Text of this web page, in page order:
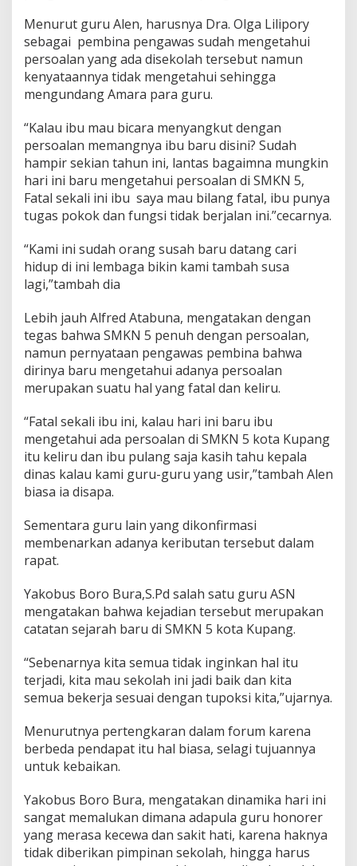
Menurut guru Alen, harusnya Dra. Olga Lilipory
sebagai pembina pengawas sudah mengetahui
persoalan yang ada disekolah tersebut namun
kenyataannya tidak mengetahui sehingga
mengundang Amara para guru.
“Kalau ibu mau bicara menyangkut dengan
persoalan memangnya ibu baru disini? Sudah
hampir sekian tahun ini, lantas bagaimna mungkin
hari ini baru mengetahui persoalan di SMKN 5,
Fatal sekali ini ibu saya mau bilang fatal, ibu punya
tugas pokok dan fungsi tidak berjalan ini.”cecarnya.
“Kami ini sudah orang susah baru datang cari
hidup di ini lembaga bikin kami tambah susa
lagi,”tambah dia
Lebih jauh Alfred Atabuna, mengatakan dengan
tegas bahwa SMKN 5 penuh dengan persoalan,
namun pernyataan pengawas pembina bahwa
dirinya baru mengetahui adanya persoalan
merupakan suatu hal yang fatal dan keliru.
“Fatal sekali ibu ini, kalau hari ini baru ibu
mengetahui ada persoalan di SMKN 5 kota Kupang
itu keliru dan ibu pulang saja kasih tahu kepala
dinas kalau kami guru-guru yang usir,”tambah Alen
biasa ia disapa.
Sementara guru lain yang dikonfirmasi
membenarkan adanya keributan tersebut dalam
rapat.
Yakobus Boro Bura,S.Pd salah satu guru ASN
mengatakan bahwa kejadian tersebut merupakan
catatan sejarah baru di SMKN 5 kota Kupang.
“Sebenarnya kita semua tidak inginkan hal itu
terjadi, kita mau sekolah ini jadi baik dan kita
semua bekerja sesuai dengan tupoksi kita,”ujarnya.
Menurutnya pertengkaran dalam forum karena
berbeda pendapat itu hal biasa, selagi tujuannya
untuk kebaikan.
Yakobus Boro Bura, mengatakan dinamika hari ini
sangat memalukan dimana adapula guru honorer
yang merasa kecewa dan sakit hati, karena haknya
tidak diberikan pimpinan sekolah, hingga harus